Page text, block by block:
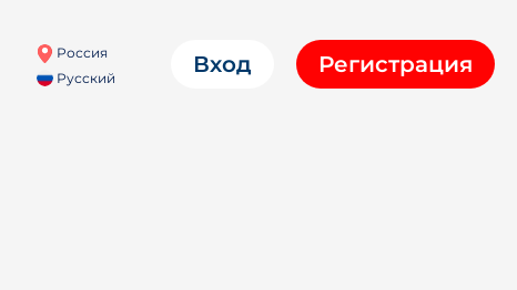
Россия
Русский
Вход Регистрация